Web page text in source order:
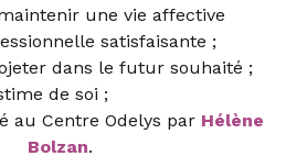
une vie affective
satisfaisante ;
dans le futur souhaité ;
de soi ;
au Centre Odelys par Hélène
Bolzan.